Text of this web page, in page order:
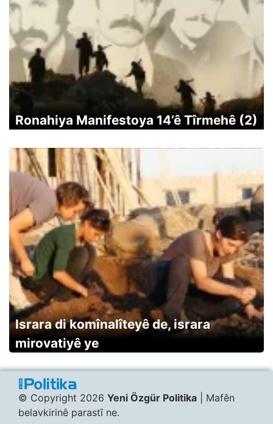
Ronahiya Manifestoya 14’ê Tîrmehê (2)
Israra di komînalîteyê de, israra
mirovatiyê ye
© Copyright 2026 Yeni Özgür Politika | Mafên
belavkirinê parastî ne.